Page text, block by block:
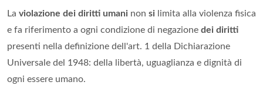
La violazione dei diritti umani non si limita alla violenza fisica
e fa riferimento a ogni condizione di negazione dei diritti
presenti nella definizione dell'art. 1 della Dichiarazione
Universale del 1948: della libertà, uguaglianza e dignità di
ogni essere umano.